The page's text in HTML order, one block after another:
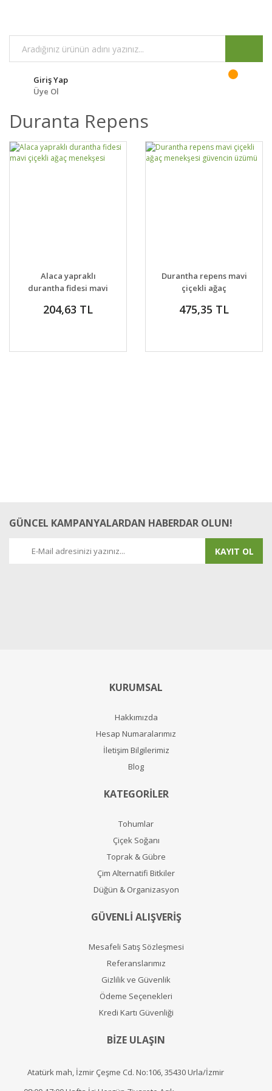
Giriş Yap
Üye Ol
Duranta Repens
DETAYLAR
VER
Alaca yapraklı
durantha fidesi mavi
menekşesi
204,63 TL
DETAYLAR
VER
Durantha repens mavi
çiçekli ağaç
üzümü
475,35 TL
GÜNCEL KAMPANYALARDAN HABERDAR OLUN!
KAYIT OL
KURUMSAL
Hakkımızda
Hesap Numaralarımız
İletişim Bilgilerimiz
Blog
KATEGORİLER
Tohumlar
Çiçek Soğanı
Toprak & Gübre
Çim Alternatifi Bitkiler
Düğün & Organizasyon
GÜVENLİ ALIŞVERİŞ
Mesafeli Satış Sözleşmesi
Referanslarımız
Gizlilik ve Güvenlik
Ödeme Seçenekleri
Kredi Kartı Güvenliği
BİZE ULAŞIN
Atatürk mah, İzmir Çeşme Cd. No:106, 35430 Urla/İzmir